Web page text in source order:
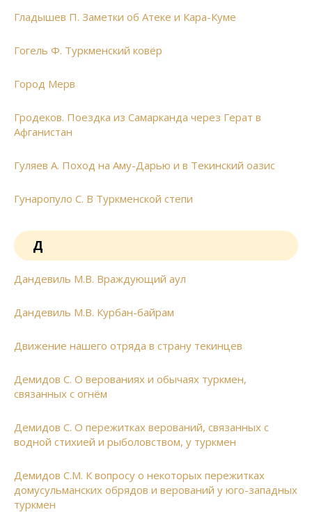
Гладышев П. Заметки об Атеке и Кара-Куме
Гогель Ф. Туркменский ковёр
Город Мерв
Гродеков. Поездка из Самарканда через Герат в
Афганистан
Гуляев А. Поход на Аму-Дарью и в Текинский оазис
Гунаропуло С. В Туркменской степи
Д
Дандевиль М.В. Враждующий аул
Дандевиль М.В. Курбан-байрам
Движение нашего отряда в страну текинцев
Демидов С. О верованиях и обычаях туркмен,
связанных с огнём
Демидов С. О пережитках верований, связанных с
водной стихией и рыболовством, у туркмен
Демидов С.М. К вопросу о некоторых пережитках
домусульманских обрядов и верований у юго-западных
туркмен